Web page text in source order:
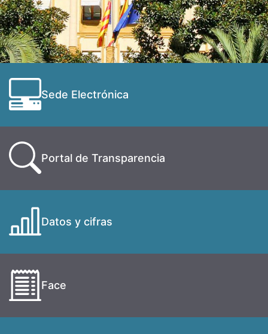
Sede Electrónica
Portal de Transparencia
Datos y cifras
Face